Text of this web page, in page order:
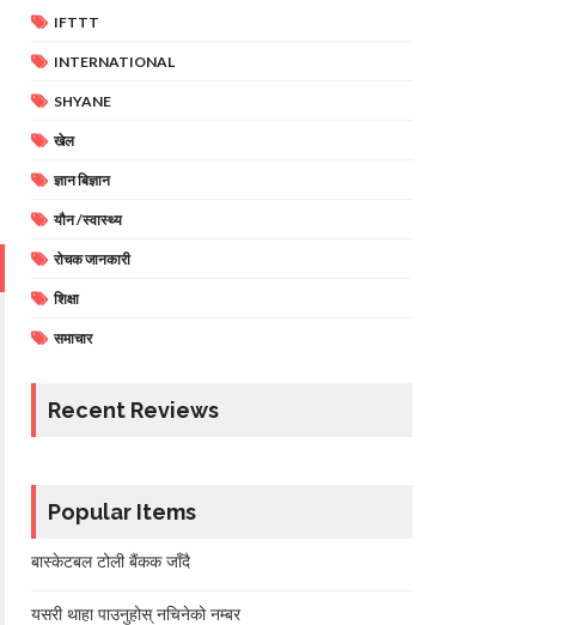
IFTTT
INTERNATIONAL
SHYANE
खेल
ज्ञान बिज्ञान
यौन /स्वास्थ्य
रोचक जानकारी
शिक्षा
समाचार
Recent Reviews
Popular Items
बास्केटबल टोली बैंकक जाँदै
यसरी थाहा पाउनुहोस् नचिनेको नम्बर